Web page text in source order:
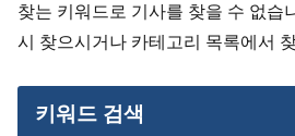
찾는 키워드로 기사를 찾을 수 없습
시 찾으시거나 카테고리 목록에서
키워드 검색